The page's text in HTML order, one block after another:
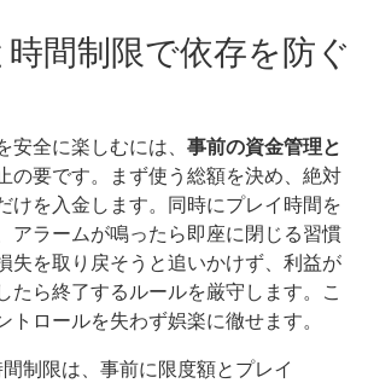
時間制限で依存を防ぐ
安全に楽しむには、 事前の資金管理と
の要です。まず使う総額を決め、絶対
けを入金します。同時にプレイ時間を
アラームが鳴ったら即座に閉じる習慣
失を取り戻そうと追いかけず、利益が
たら終了するルールを厳守します。こ
トロールを失わず娯楽に徹せます。
間制限は、事前に限度額とプレイ